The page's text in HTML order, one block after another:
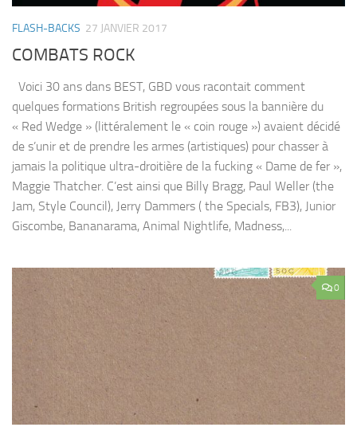
FLASH-BACKS 27 JANVIER 2017
COMBATS ROCK
Voici 30 ans dans BEST, GBD vous racontait comment
quelques formations British regroupées sous la bannière du
« Red Wedge » (littéralement le « coin rouge ») avaient décidé
de s’unir et de prendre les armes (artistiques) pour chasser à
jamais la politique ultra-droitière de la fucking « Dame de fer »,
Maggie Thatcher. C’est ainsi que Billy Bragg, Paul Weller (the
Jam, Style Council), Jerry Dammers ( the Specials, FB3), Junior
Giscombe, Bananarama, Animal Nightlife, Madness,...
0